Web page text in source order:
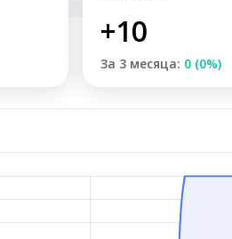
+10
За 3 месяца: 0 (0%)